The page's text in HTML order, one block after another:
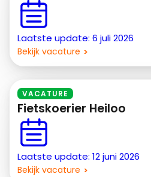
Laatste update: 6 juli 2026
Bekijk vacature
VACATURE
Fietskoerier Heiloo
Laatste update: 12 juni 2026
Bekijk vacature